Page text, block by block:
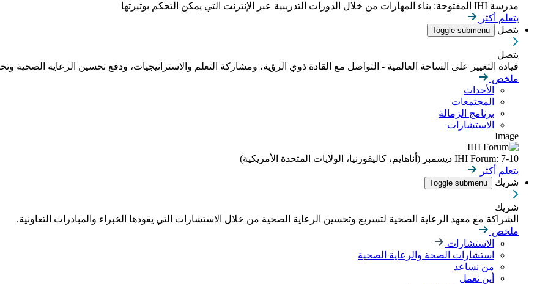
مدرسة IHI المفتوحة: بناء المهارات من خلال الدورات التدريبية عبر الإنترنت التي يمكن التحكم بوتيرتها
يتعلم أكثر
يتصل
Toggle submenu
يتصل
قيادة التغيير على الساحة العالمية - التواصل مع القادة ذوي الرؤية، ومشاركة التعلم والاستراتيجيات، ودفع تحسين الرعاية الصحية
ملخص
الأحداث
المجتمعات
برنامج الزمالة
الاستشارات
Image
IHI Forum: 7-10 ديسمبر (أناهايم، كاليفورنيا، الولايات المتحدة الأمريكية)
يتعلم أكثر
شريك
Toggle submenu
شريك
الشراكة مع معهد الرعاية الصحية لتسريع وتحسين الرعاية الصحية من خلال الاستشارات التي يقودها الخبراء والمبادرات التعاونية.
ملخص
الاستشارات
استشارات الصحة والرعاية الصحية
من نساعد
أين نعمل